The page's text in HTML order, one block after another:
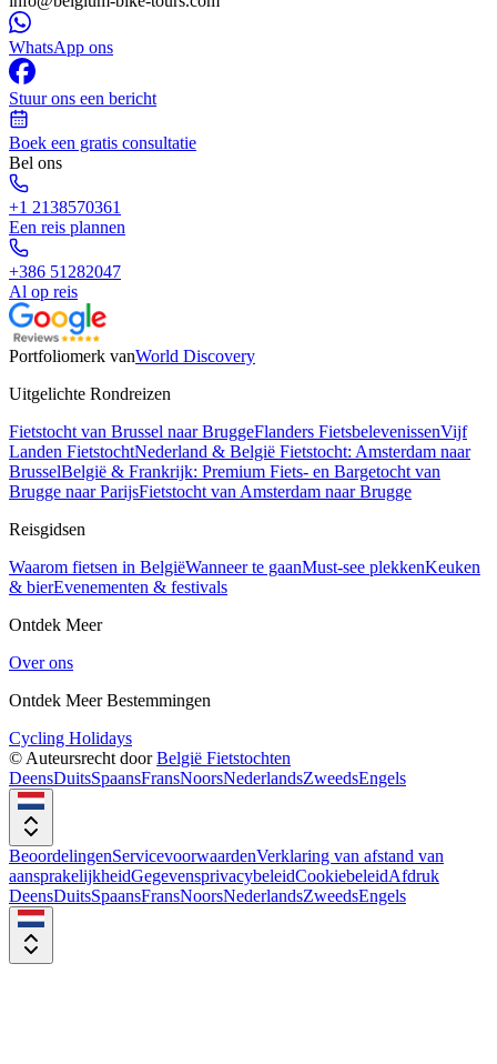
WhatsApp ons
Stuur ons een bericht
Boek een gratis consultatie
Bel ons
+1 2138570361
Een reis plannen
+386 51282047
Al op reis
Portfoliomerk vanWorld Discovery
Uitgelichte Rondreizen
Fietstocht van Brussel naar BruggeFlanders FietsbelevenissenVijf
Landen FietstochtNederland & België Fietstocht: Amsterdam naar
BrusselBelgië & Frankrijk: Premium Fiets- en Bargetocht van
Brugge naar ParijsFietstocht van Amsterdam naar Brugge
Reisgidsen
Waarom fietsen in BelgiëWanneer te gaanMust-see plekkenKeuken
& bierEvenementen & festivals
Ontdek Meer
Over ons
Ontdek Meer Bestemmingen
Cycling Holidays
© Auteursrecht door België Fietstochten
DeensDuitsSpaansFransNoorsNederlandsZweedsEngels
BeoordelingenServicevoorwaardenVerklaring van afstand van
aansprakelijkheidGegevensprivacybeleidCookiebeleidAfdruk
DeensDuitsSpaansFransNoorsNederlandsZweedsEngels